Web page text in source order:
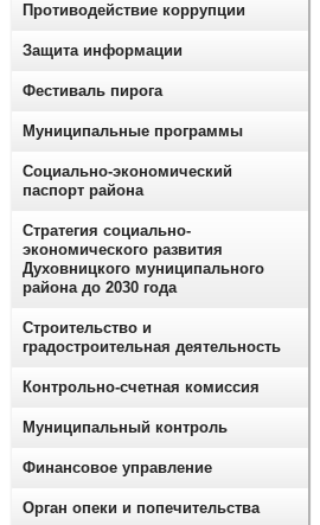
Противодействие коррупции
Защита информации
Фестиваль пирога
Муниципальные программы
Социально-экономический
паспорт района
Стратегия социально-
экономического развития
Духовницкого муниципального
района до 2030 года
Строительство и
градостроительная деятельность
Контрольно-счетная комиссия
Муниципальный контроль
Финансовое управление
Орган опеки и попечительства